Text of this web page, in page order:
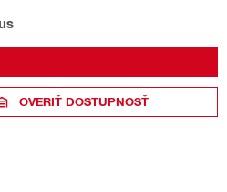
OVERIŤ DOSTUPNOSŤ